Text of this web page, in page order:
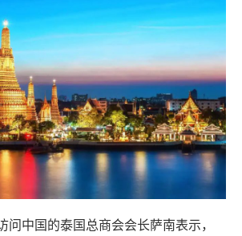
问中国的泰国总商会会长萨南表示，